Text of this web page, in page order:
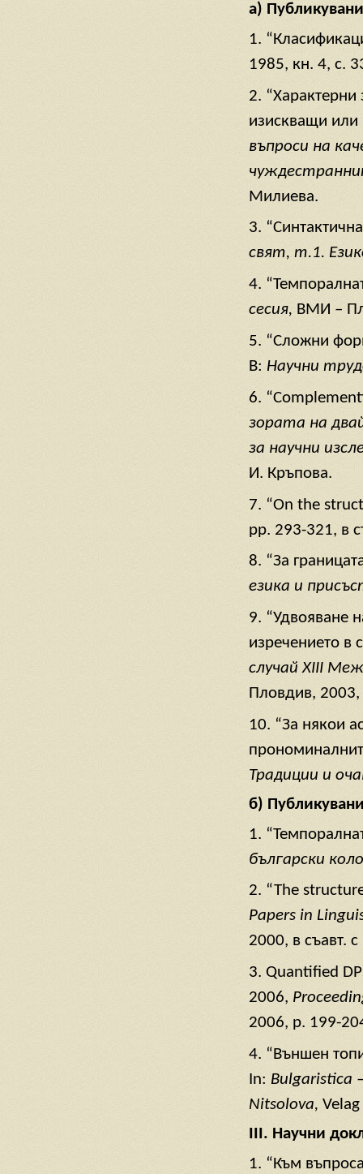
а)
1.
1985, кн. 4, с.
2.
изискващи или
въпроси на
Милиева.
3.
свят, т.1.
4.
сесия, ВМИ –
5. “Сложни
В: Научни
6.
зората на
за научни
И. Кръпова.
7. “On the
pp. 293-321, в
8. “За
езика и
9. “Удвояване
изречението в
случайXIII
Пловдив, 2003,
10. “За някои
Традиции и
б)
1.
български
2. “The
Papers in
2000, в съавт.
3. Quantified
2006,
2006, p. 199-
4. “Външен
In: Bulgaristica
Nitsolova,
III. Научни
1. “Към